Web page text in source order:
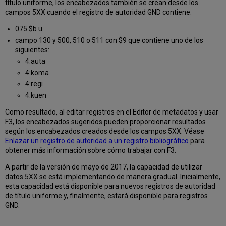
título uniforme, los encabezados también se crean desde los
campos 5XX cuando el registro de autoridad GND contiene:
075 $b u
campo 130 y 500, 510 o 511 con $9 que contiene uno de los
siguientes:
4:auta
4:koma
4:regi
4:kuen
Como resultado, al editar registros en el Editor de metadatos y usar
F3, los encabezados sugeridos pueden proporcionar resultados
según los encabezados creados desde los campos 5XX. Véase
Enlazar un registro de autoridad a un registro bibliográfico para
obtener más información sobre cómo trabajar con F3.
A partir de la versión de mayo de 2017, la capacidad de utilizar
datos 5XX se está implementando de manera gradual. Inicialmente,
esta capacidad está disponible para nuevos registros de autoridad
de título uniforme y, finalmente, estará disponible para registros
GND.